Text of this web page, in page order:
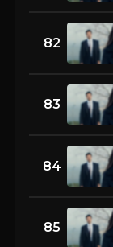
82
83
84
85